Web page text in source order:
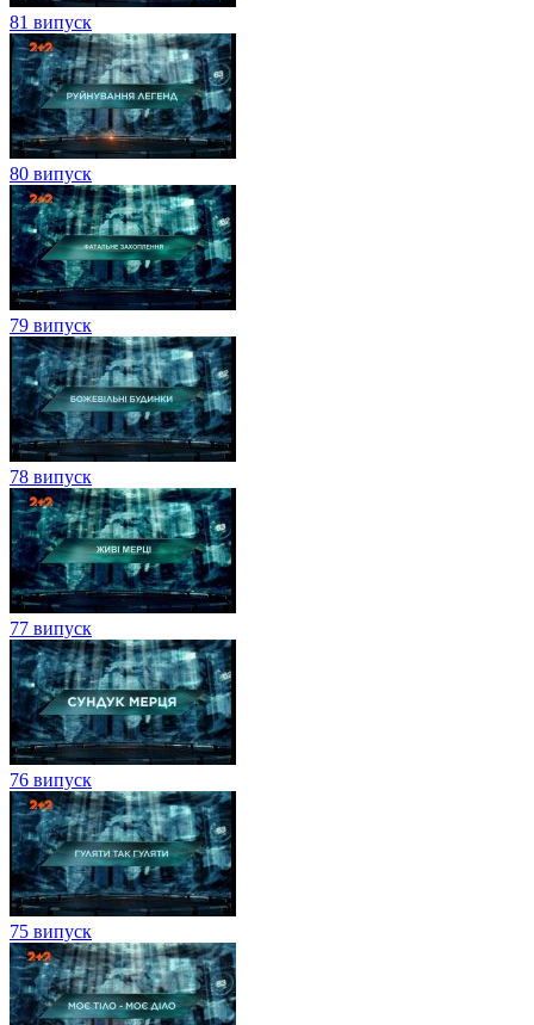
81 випуск
80 випуск
79 випуск
78 випуск
77 випуск
76 випуск
75 випуск